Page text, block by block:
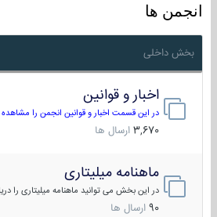
انجمن ها
بخش داخلی
اخبار و قوانین
در این قسمت اخبار و قوانین انجمن را مشاهده
3,670 ارسال ها
ماهنامه میلیتاری
در این بخش می توانید ماهنامه میلیتاری را
90 ارسال ها